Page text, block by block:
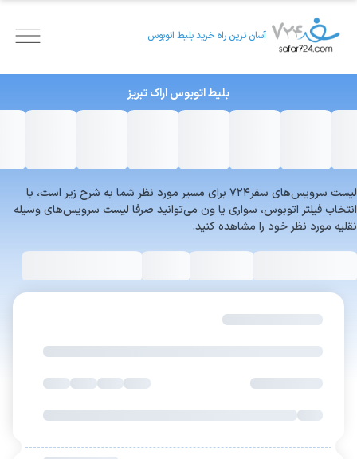
آسان ترین راه خرید بلیط اتوبوس
بلیط اتوبوساراکتبریز
لیست سرویس‌های سفر۷۲۴ برای مسیر مورد نظر شما به شرح زیر است، با
انتخاب فیلتر اتوبوس، سواری یا ون می‌توانید صرفا لیست سرویس‌های وسیله
نقلیه مورد نظر خود را مشاهده کنید.